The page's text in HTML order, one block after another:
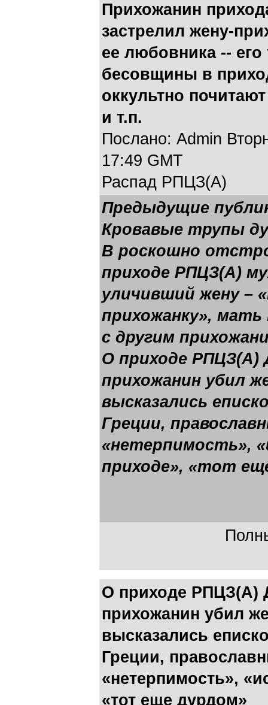
Прихожанин
застрелил жену-
ее любовника -- его
бесовщины в
оккультно
и т.п.
Послано: Admin
17:49 GMT
Распад РПЦЗ(А)
Предыдущие
Кровавые трупы
В роскошно
приходе РПЦЗ(А)
уличивший жену –
прихожанку»,
с другим
О приходе РПЦЗ(А)
прихожанин убил
высказались
Греции,
«нетерпимость»,
приходе», «тот
О приходе РПЦЗ(А)
прихожанин убил
высказались
Греции,
«нетерпимость»,
«тот еще дурдом»